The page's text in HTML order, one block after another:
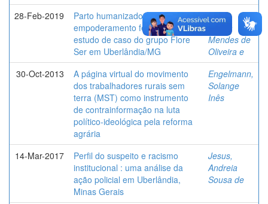
28-Feb-2019
Parto humanizado e
empoderamento feminino:
estudo de caso do grupo Flore
Ser em Uberlândia/MG
Silva,
Lucília
Mendes de
Oliveira e
30-Oct-2013
A página virtual do movimento
dos trabalhadores rurais sem
terra (MST) como instrumento
de contrainformação na luta
político-ideológica pela reforma
agrária
Engelmann,
Solange
Inês
14-Mar-2017
Perfil do suspeito e racismo
institucional : uma análise da
ação policial em Uberlândia,
Minas Gerais
Jesus,
Andreia
Sousa de